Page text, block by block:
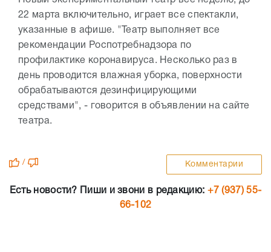
22 марта включительно, играет все спектакли,
указанные в афише. "Театр выполняет все
рекомендации Роспотребнадзора по
профилактике коронавируса. Несколько раз в
день проводится влажная уборка, поверхности
обрабатываются дезинфицирующими
средствами", - говорится в объявлении на сайте
театра.
/ Комментарии
Есть новости? Пиши и звони в редакцию: +7 (937) 55-
66-102